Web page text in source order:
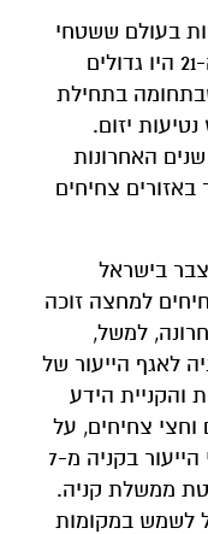
בעולם ששטחי
היערות בתחומה בתחילת המאה ה-21 היו גדולים
בתחילת
יזום.
האחרונות
באזורים צחיחים
בישראל
למחצה זוכה
למשל,
לאגף הייעור של
והקניית הידע
וחצי צחיחים, על
מנת לעמוד ביעד של הגדלת שטחי הייעור בקניה מ-7
להחלטת ממשלת קניה.
לשמש במקומות